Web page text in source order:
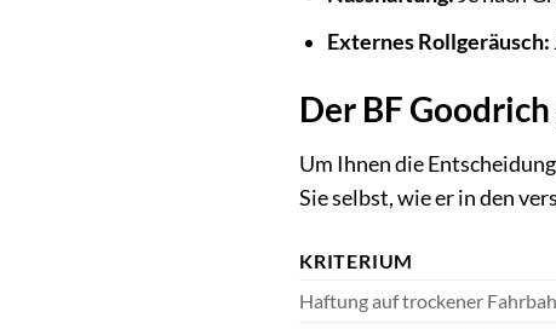
Externes Rollgeräusch:
Der BF
Um Ihnen die
Sie selbst, wie er in den
KRITERIUM
Haftung auf trockener